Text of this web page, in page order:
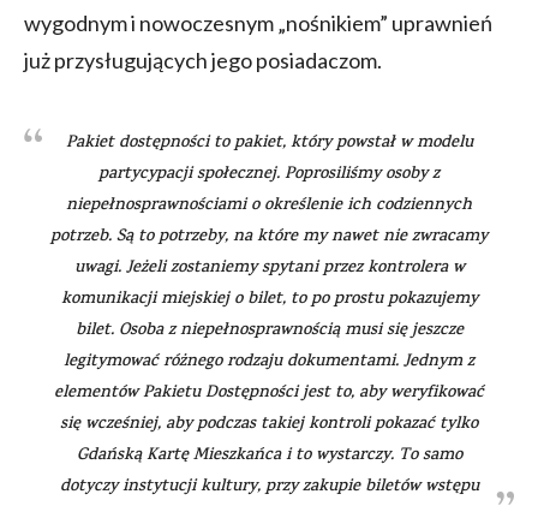
wygodnym i nowoczesnym „nośnikiem” uprawnień
już przysługujących jego posiadaczom.
Pakiet dostępności to pakiet, który powstał w modelu
partycypacji społecznej. Poprosiliśmy osoby z
niepełnosprawnościami o określenie ich codziennych
potrzeb. Są to potrzeby, na które my nawet nie zwracamy
uwagi. Jeżeli zostaniemy spytani przez kontrolera w
komunikacji miejskiej o bilet, to po prostu pokazujemy
bilet. Osoba z niepełnosprawnością musi się jeszcze
legitymować różnego rodzaju dokumentami. Jednym z
elementów Pakietu Dostępności jest to, aby weryfikować
się wcześniej, aby podczas takiej kontroli pokazać tylko
Gdańską Kartę Mieszkańca i to wystarczy. To samo
dotyczy instytucji kultury, przy zakupie biletów wstępu